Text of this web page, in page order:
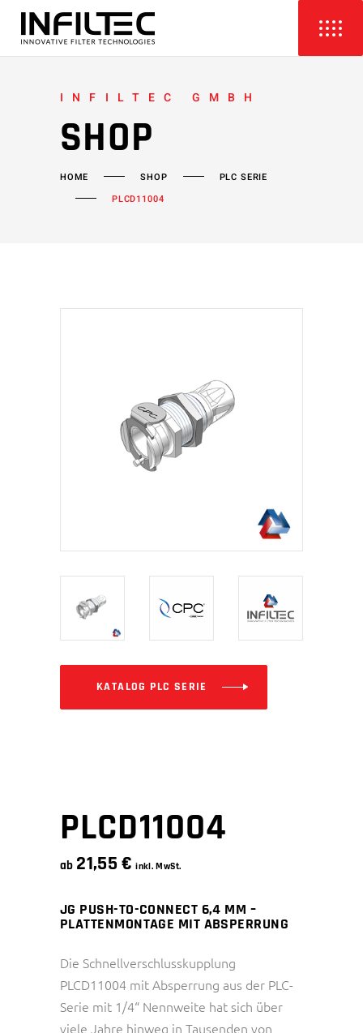
INFILTEC GMBH
SHOP
HOME SHOP
PLC SERIE
PLCD11004
KATALOG PLC SERIE
PLCD11004
ab 21,55€ inkl. MwSt.
JG PUSH-TO-CONNECT 6,4 MM –
PLATTENMONTAGE MIT ABSPERRUNG
Die Schnellverschlusskupplung
PLCD11004 mit Absperrung aus der PLC-
Serie mit 1/4“ Nennweite hat sich über
viele Jahre hinweg in Tausenden von